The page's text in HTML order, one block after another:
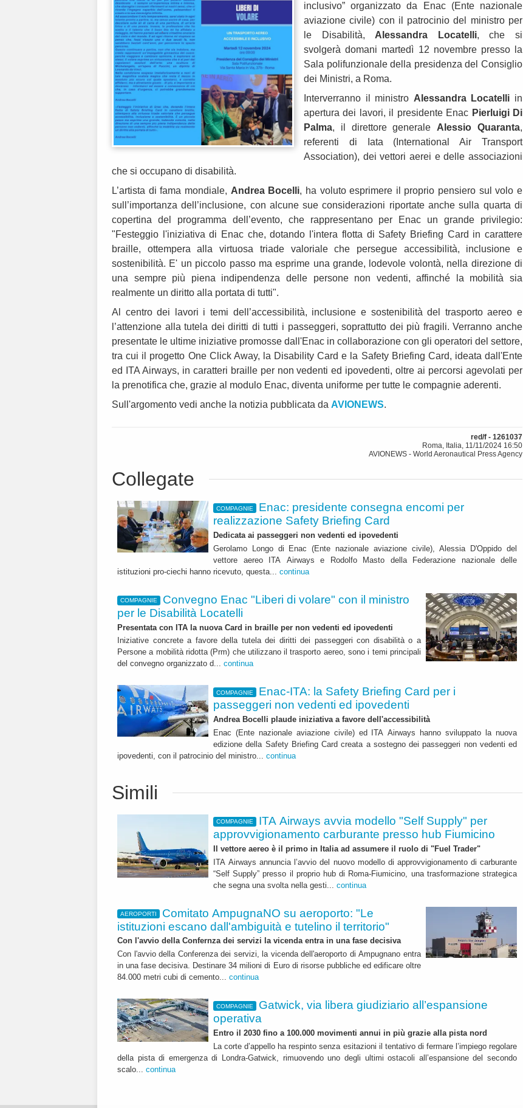
inclusivo” organizzato da Enac (Ente nazionale
aviazione civile) con il patrocinio del ministro per
le Disabilità, Alessandra Locatelli, che si
svolgerà domani martedì 12 novembre presso la
Sala polifunzionale della presidenza del Consiglio
dei Ministri, a Roma.
Interverranno il ministro Alessandra Locatelli in
apertura dei lavori, il presidente Enac Pierluigi Di
Palma, il direttore generale Alessio Quaranta,
referenti di Iata (International Air Transport
Association), dei vettori aerei e delle associazioni
che si occupano di disabilità.
L’artista di fama mondiale, Andrea Bocelli, ha voluto esprimere il proprio pensiero sul volo e
sull’importanza dell’inclusione, con alcune sue considerazioni riportate anche sulla quarta di
copertina del programma dell’evento, che rappresentano per Enac un grande privilegio:
"Festeggio l'iniziativa di Enac che, dotando l'intera flotta di Safety Briefing Card in carattere
braille, ottempera alla virtuosa triade valoriale che persegue accessibilità, inclusione e
sostenibilità. E' un piccolo passo ma esprime una grande, lodevole volontà, nella direzione di
una sempre più piena indipendenza delle persone non vedenti, affinché la mobilità sia
realmente un diritto alla portata di tutti".
Al centro dei lavori i temi dell’accessibilità, inclusione e sostenibilità del trasporto aereo e
l’attenzione alla tutela dei diritti di tutti i passeggeri, soprattutto dei più fragili. Verranno anche
presentate le ultime iniziative promosse dall'Enac in collaborazione con gli operatori del settore,
tra cui il progetto One Click Away, la Disability Card e la Safety Briefing Card, ideata dall'Ente
ed ITA Airways, in caratteri braille per non vedenti ed ipovedenti, oltre ai percorsi agevolati per
la prenotifica che, grazie al modulo Enac, diventa uniforme per tutte le compagnie aderenti.
Sull'argomento vedi anche la notizia pubblicata da AVIONEWS.
red/f - 1261037
Roma, Italia, 11/11/2024 16:50
AVIONEWS - World Aeronautical Press Agency
Collegate
COMPAGNIE
Enac: presidente consegna encomi per
realizzazione Safety Briefing Card
Dedicata ai passeggeri non vedenti ed ipovedenti
Gerolamo Longo di Enac (Ente nazionale aviazione civile), Alessia D'Oppido del
vettore aereo ITA Airways e Rodolfo Masto della Federazione nazionale delle
istituzioni pro-ciechi hanno ricevuto, questa... continua
COMPAGNIE
Convegno Enac "Liberi di volare" con il ministro
per le Disabilità Locatelli
Presentata con ITA la nuova Card in braille per non vedenti ed ipovedenti
Iniziative concrete a favore della tutela dei diritti dei passeggeri con disabilità o a
Persone a mobilità ridotta (Prm) che utilizzano il trasporto aereo, sono i temi principali
del convegno organizzato d... continua
COMPAGNIE
Enac-ITA: la Safety Briefing Card per i
passeggeri non vedenti ed ipovedenti
Andrea Bocelli plaude iniziativa a favore dell'accessibilità
Enac (Ente nazionale aviazione civile) ed ITA Airways hanno sviluppato la nuova
edizione della Safety Briefing Card creata a sostegno dei passeggeri non vedenti ed
ipovedenti, con il patrocinio del ministro... continua
Simili
COMPAGNIE
ITA Airways avvia modello "Self Supply" per
approvvigionamento carburante presso hub Fiumicino
Il vettore aereo è il primo in Italia ad assumere il ruolo di "Fuel Trader"
ITA Airways annuncia l’avvio del nuovo modello di approvvigionamento di carburante
“Self Supply” presso il proprio hub di Roma-Fiumicino, una trasformazione strategica
che segna una svolta nella gesti... continua
AEROPORTI
Comitato AmpugnaNO su aeroporto: "Le
istituzioni escano dall'ambiguità e tutelino il territorio"
Con l'avvio della Confernza dei servizi la vicenda entra in una fase decisiva
Con l'avvio della Conferenza dei servizi, la vicenda dell'aeroporto di Ampugnano entra
in una fase decisiva. Destinare 34 milioni di Euro di risorse pubbliche ed edificare oltre
84.000 metri cubi di cemento... continua
COMPAGNIE
Gatwick, via libera giudiziario all’espansione
operativa
Entro il 2030 fino a 100.000 movimenti annui in più grazie alla pista nord
La corte d’appello ha respinto senza esitazioni il tentativo di fermare l’impiego regolare
della pista di emergenza di Londra-Gatwick, rimuovendo uno degli ultimi ostacoli all’espansione del secondo
scalo... continua